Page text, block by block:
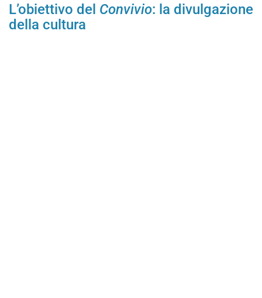
L’obiettivo del Convivio: la divulgazione
della cultura